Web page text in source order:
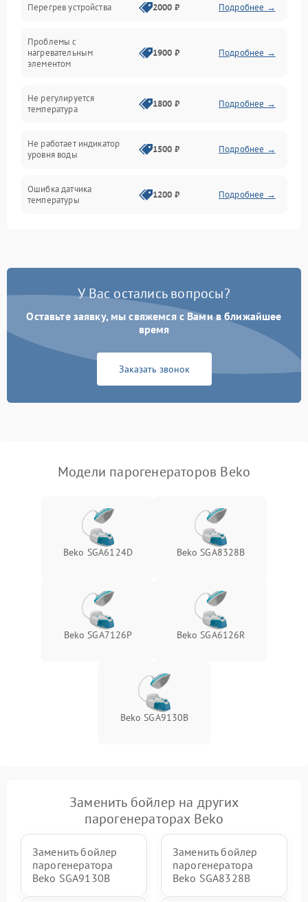
Герметичность
Механика
Перегрев устройства 2000 ₽ Подробнее →
Проблемы с
нагревательным
элементом
1900 ₽ Подробнее →
Не регулируется
температура
1800 ₽ Подробнее →
Не работает индикатор
уровня воды
1500 ₽ Подробнее →
Ошибка датчика
температуры
1200 ₽ Подробнее →
Ошибка платы управления 1500 ₽ Подробнее →
1200 ₽
Подробнее →
1500 ₽ Подробнее →
Не подает пар 1800 ₽ Подробнее →
У Вас остались вопросы?
Оставьте заявку, мы свяжемся с Вами в ближайшее
время
Заказать звонок
Модели парогенераторов Beko
Beko SGA6124D Beko SGA8328B
Beko SGA7126P Beko SGA6126R
Beko SGA9130B
Заменить бойлер на других
парогенераторах Beko
Заменить бойлер
парогенератора
Beko SGA9130B
Заменить бойлер
парогенератора
Beko SGA8328B